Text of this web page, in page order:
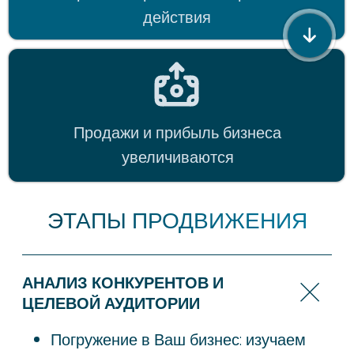
ПОКАЗАТЕЛЕЙ
ЦЕНЫ НА SEO
ПРОДВИЖЕНИЕ САЙТА